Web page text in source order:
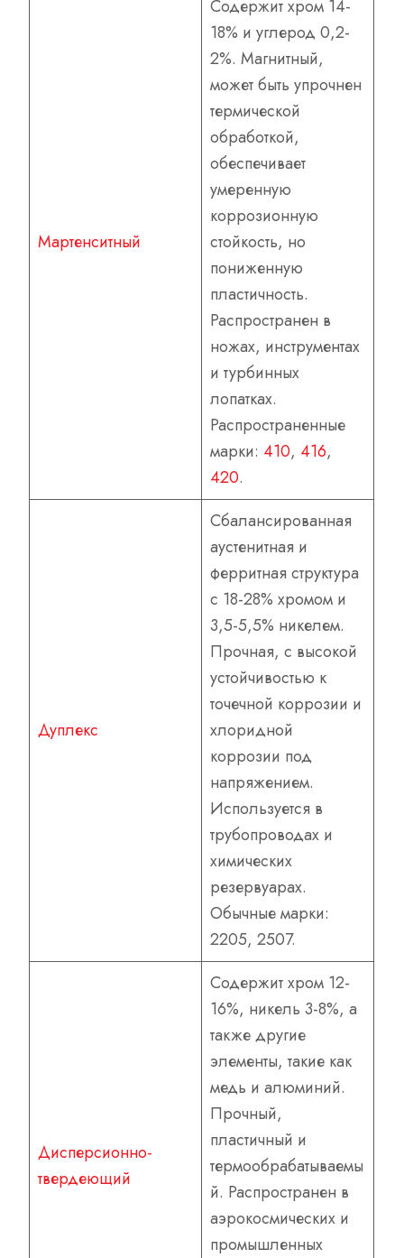
Мартенситный
Содержит хром 14-
18% и углерод 0,2-
2%. Магнитный,
может быть упрочнен
термической
обработкой,
обеспечивает
умеренную
коррозионную
стойкость, но
пониженную
пластичность.
Распространен в
ножах, инструментах
и турбинных
лопатках.
Распространенные
марки: 410, 416,
420.
Дуплекс
Сбалансированная
аустенитная и
ферритная структура
с 18-28% хромом и
3,5-5,5% никелем.
Прочная, с высокой
устойчивостью к
точечной коррозии и
хлоридной
коррозии под
напряжением.
Используется в
трубопроводах и
химических
резервуарах.
Обычные марки:
2205, 2507.
Дисперсионно-
твердеющий
Содержит хром 12-
16%, никель 3-8%, а
также другие
элементы, такие как
медь и алюминий.
Прочный,
пластичный и
термообрабатываемы
й. Распространен в
аэрокосмических и
промышленных